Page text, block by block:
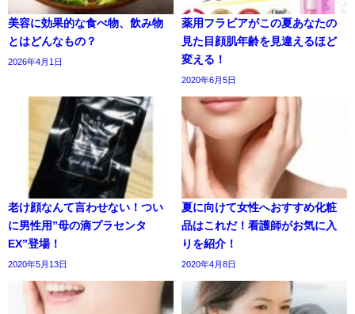
美容に効果的な食べ物、飲み物
とはどんなもの？
2026年4月1日
薬用フラビアがこの夏あなたの
見た目顔肌年齢を見違えるほど
変える！
2020年6月5日
老け顔なんて言わせない！つい
に男性用”母の滴プラセンタ
EX”登場！
2020年5月13日
夏に向けて女性へおすすめ化粧
品はこれだ！看護師がお気に入
りを紹介！
2020年4月8日